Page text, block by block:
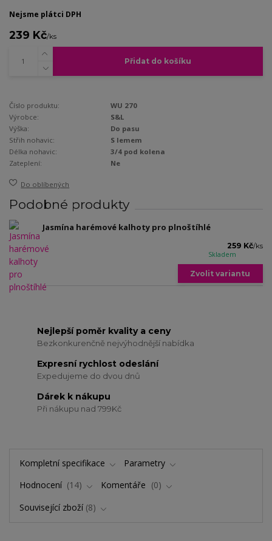
Nejsme plátci DPH
239 Kč/ks
Přidat do košíku
Číslo produktu:
WU 270
Výrobce:
S&L
Výška:
Do pasu
Střih nohavic:
S lemem
Délka nohavic:
3/4 pod kolena
Zateplení:
Ne
Do oblíbených
Podobné produkty
Jasmína harémové kalhoty pro plnoštíhlé
259 Kč/ks
Skladem
Zvolit variantu
Nejlepší poměr kvality a ceny
Bezkonkurenčně nejvýhodnější nabídka
Expresní rychlost odeslání
Expedujeme do dvou dnů
Dárek k nákupu
Při nákupu nad 799Kč
Kompletní specifikace
Parametry
Hodnocení
14 Komentáře
0
Související zboží 8